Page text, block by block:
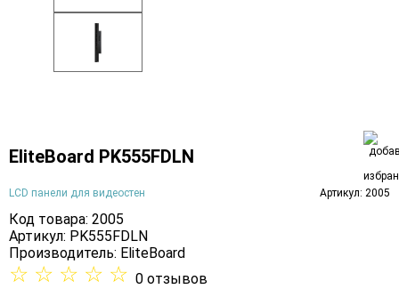
EliteBoard PK555FDLN
LCD панели для видеостен Артикул: 2005
Код товара: 2005
Артикул: PK555FDLN
Производитель: EliteBoard
☆ ☆ ☆ ☆ ☆ 0 отзывов